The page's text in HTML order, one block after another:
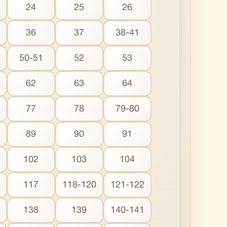
24 25 26
36 37 38-41
50-51 52 53
62 63 64
77 78 79-80
89 90 91
102 103 104
117 118-120 121-122
138 139 140-141